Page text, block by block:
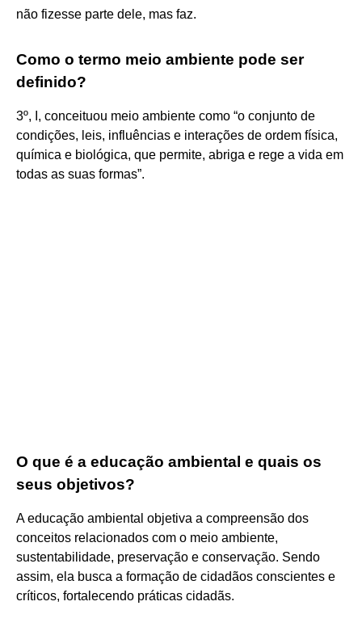
não fizesse parte dele, mas faz.
Como o termo meio ambiente pode ser
definido?
3º, I, conceituou meio ambiente como “o conjunto de
condições, leis, influências e interações de ordem física,
química e biológica, que permite, abriga e rege a vida em
todas as suas formas”.
O que é a educação ambiental e quais os
seus objetivos?
A educação ambiental objetiva a compreensão dos
conceitos relacionados com o meio ambiente,
sustentabilidade, preservação e conservação. Sendo
assim, ela busca a formação de cidadãos conscientes e
críticos, fortalecendo práticas cidadãs.